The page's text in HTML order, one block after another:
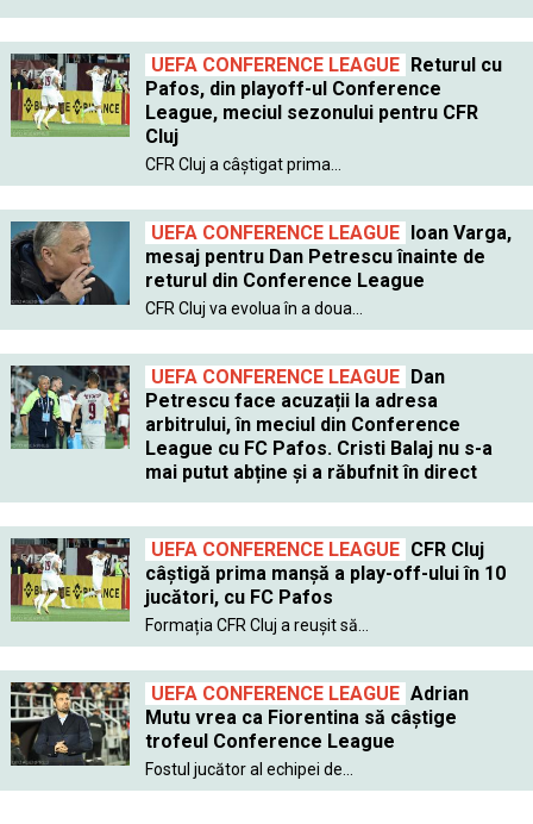
UEFA CONFERENCE LEAGUE Returul cu
Pafos, din playoff-ul Conference
League, meciul sezonului pentru CFR
Cluj
CFR Cluj a câştigat prima...
UEFA CONFERENCE LEAGUE Ioan Varga,
mesaj pentru Dan Petrescu înainte de
returul din Conference League
CFR Cluj va evolua în a doua...
UEFA CONFERENCE LEAGUE Dan
Petrescu face acuzații la adresa
arbitrului, în meciul din Conference
League cu FC Pafos. Cristi Balaj nu s-a
mai putut abține și a răbufnit în direct
UEFA CONFERENCE LEAGUE CFR Cluj
câștigă prima manșă a play-off-ului în 10
jucători, cu FC Pafos
Formația CFR Cluj a reușit să...
UEFA CONFERENCE LEAGUE Adrian
Mutu vrea ca Fiorentina să câștige
trofeul Conference League
Fostul jucător al echipei de...